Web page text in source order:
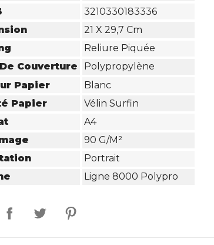
3210330183336
21 X 29,7 Cm
Reliure Piquée
Couverture
Polypropylène
Papier
Blanc
Papier
Vélin Surfin
A4
90 G/m²
Portrait
Ligne 8000 Polypro